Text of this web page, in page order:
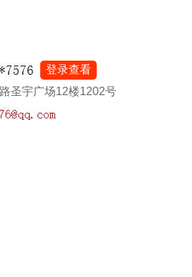
登录查看
圣宇广场12楼1202号